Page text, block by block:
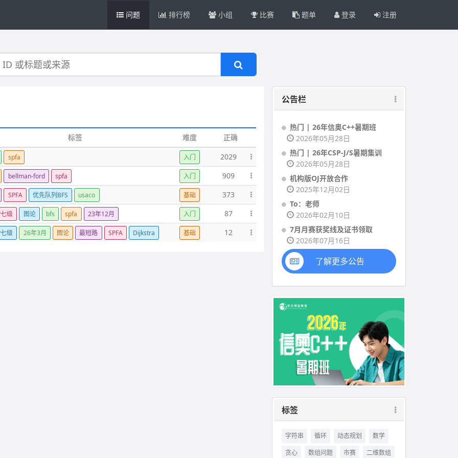
问题 排行榜 小组 比赛 题单 登录 注册
标签 难度
正确
spfa 入门
2029
bellman-ford spfa 入门
909
SPFA 优先队列BFS usaco 基础
373
级 图论 bfs spfa 23年12月 入门
87
级 26年3月 图论 最短路 SPFA Dijkstra 基础 12
公告栏
热门 | 26年信奥C++暑期班
2026年05月28日
热门 | 26年CSP-J/S暑期集训
2026年05月28日
机构版OJ开放合作
2025年12月02日
To：老师
2026年02月10日
7月月赛获奖线及证书领取
2026年07月16日
了解更多公告
标签
字符串 循环 动态规划
数学
贪心
数组问题 市赛 二维数组